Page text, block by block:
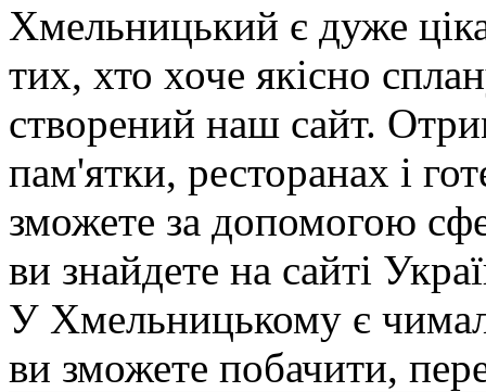
Хмельницький є дуже
тих, хто хоче якісно
створений наш сайт.
пам'ятки, ресторанах і
зможете за допомогою
ви знайдете на сайті
У Хмельницькому є
ви зможете побачити,